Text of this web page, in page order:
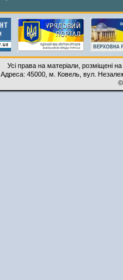
Усі права на матеріали, розміщені
Адреса: 45000, м. Ковель, вул.